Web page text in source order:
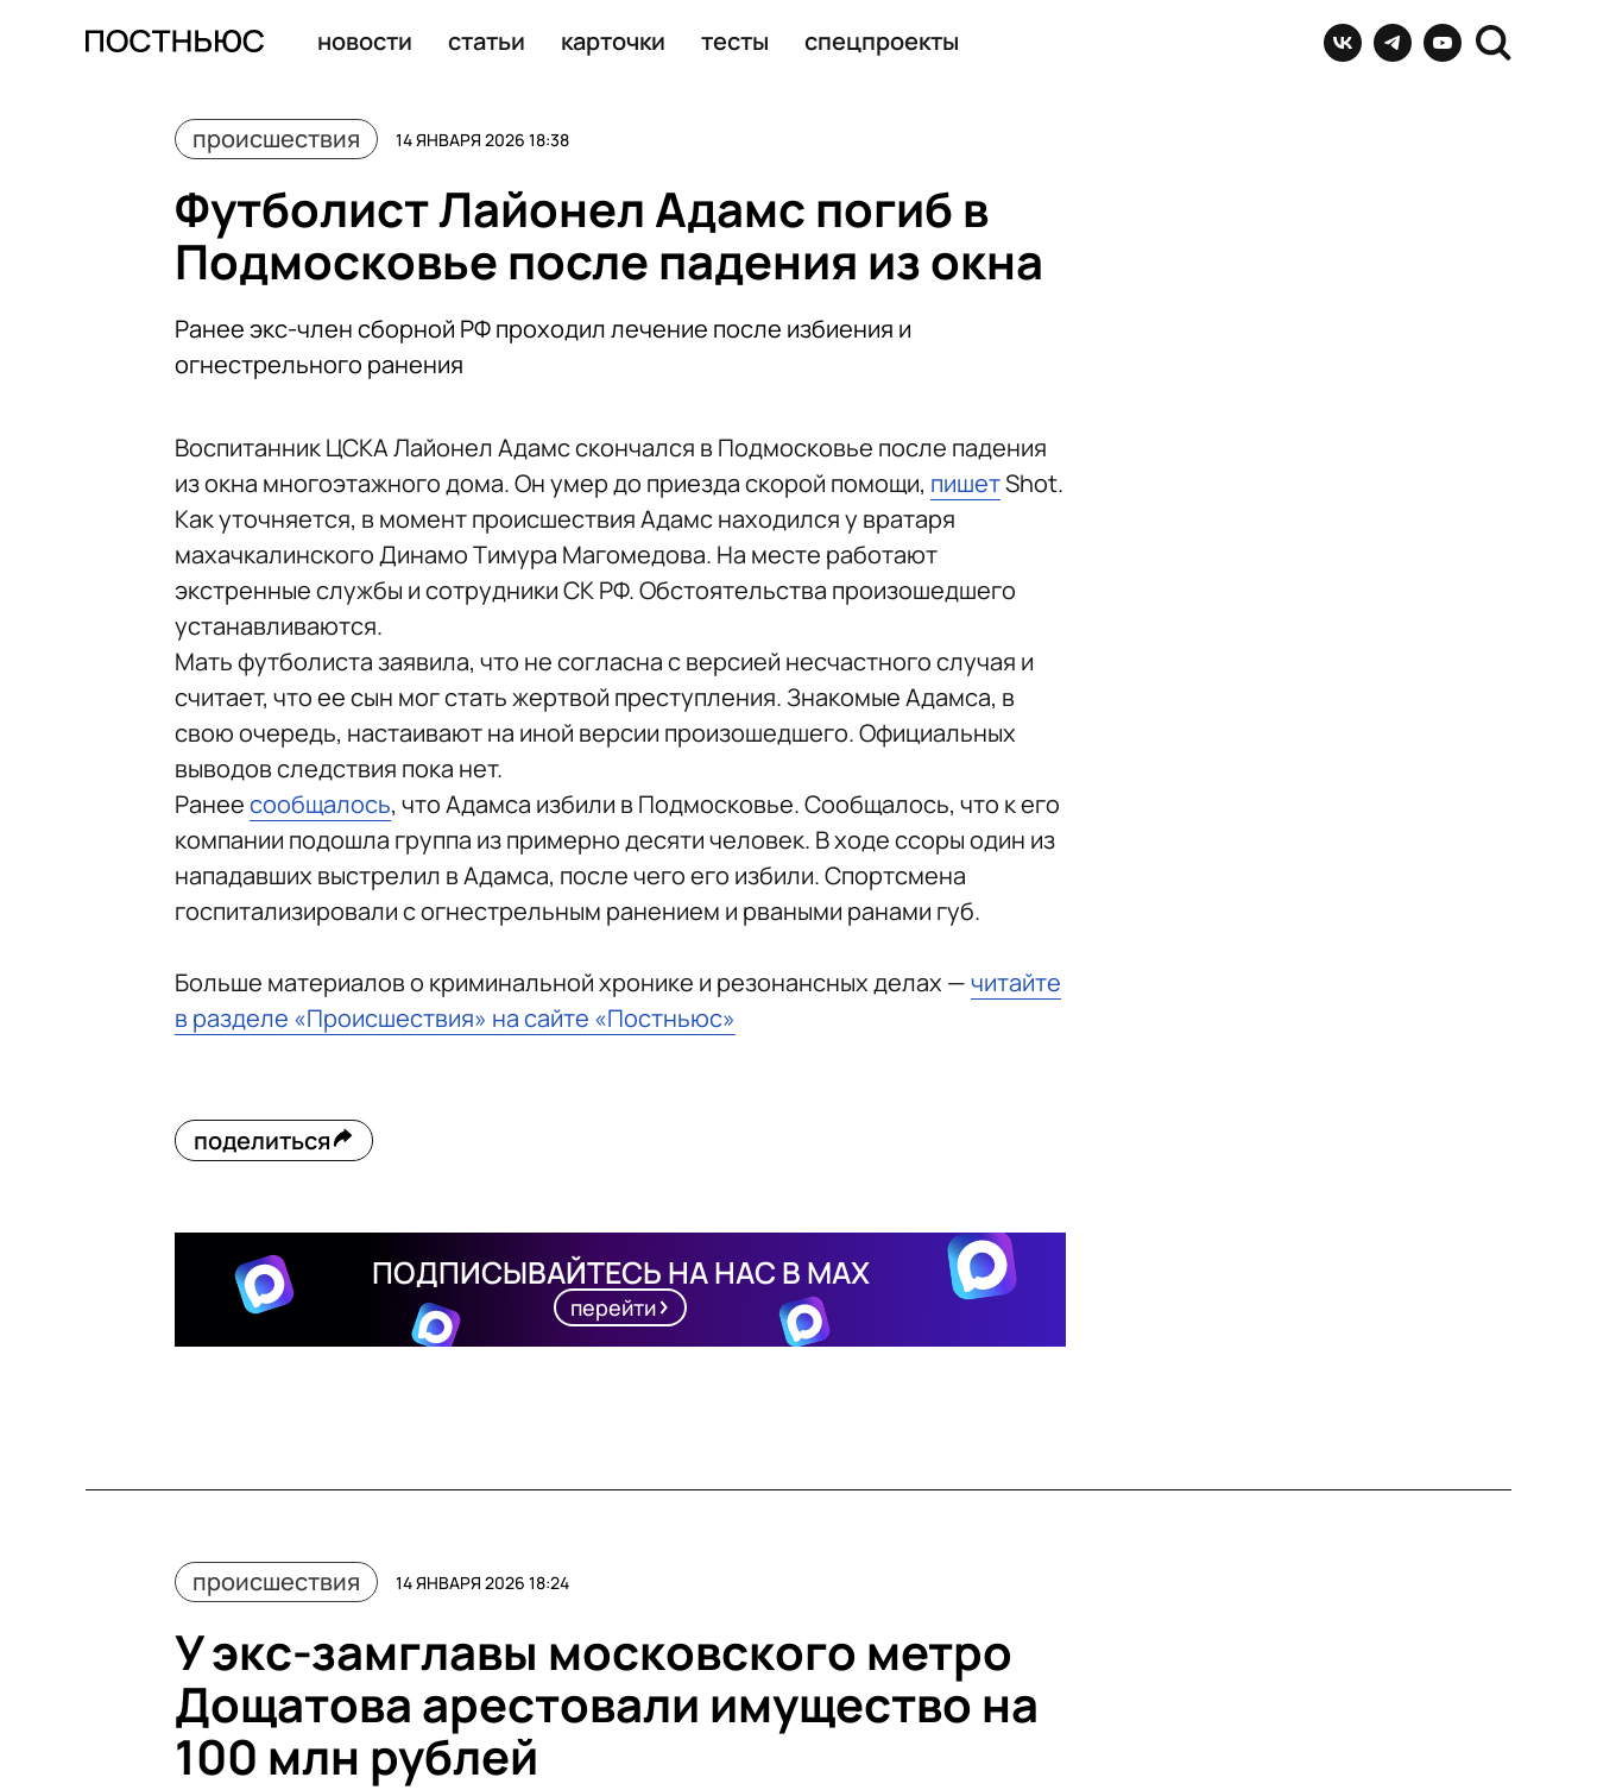
новости статьи карточки тесты спецпроекты
происшествия 14 ЯНВАРЯ 2026 18:38
Футболист Лайонел Адамс погиб в
Подмосковье после падения из окна
Ранее экс-член сборной РФ проходил лечение после избиения и
огнестрельного ранения
Воспитанник ЦСКА Лайонел Адамс скончался в Подмосковье после падения
из окна многоэтажного дома. Он умер до приезда скорой помощи, пишетShot.
Как уточняется, в момент происшествия Адамс находился у вратаря
махачкалинского Динамо Тимура Магомедова. На месте работают
экстренные службы и сотрудники СК РФ.Обстоятельства произошедшего
устанавливаются.
Мать футболиста заявила, что не согласна с версией несчастного случая и
считает, что ее сын мог стать жертвой преступления. Знакомые Адамса, в
свою очередь, настаивают на иной версии произошедшего. Официальных
выводов следствия пока нет.
Ранеесообщалось, что Адамса избили в Подмосковье. Сообщалось, что к его
компании подошла группа из примерно десяти человек. В ходе ссоры один из
нападавших выстрелил в Адамса, после чего его избили. Спортсмена
госпитализировали с огнестрельным ранением и рваными ранами губ.
Больше материалов о криминальной хронике и резонансных делах —читайте
в разделе «Происшествия» на сайте «Постньюс»
поделиться
ПОДПИСЫВАЙТЕСЬ НА НАС В MAX
перейти
происшествия 14 ЯНВАРЯ 2026 18:24
У экс-замглавы московского метро
Дощатова арестовали имущество на
100 млн рублей